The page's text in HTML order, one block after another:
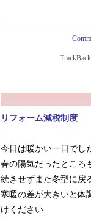
リフォーム減税制度
今日は暖かい一日でし
春の陽気だったところ
続きせずまた冬型に戻
寒暖の差が大きいと体
けください